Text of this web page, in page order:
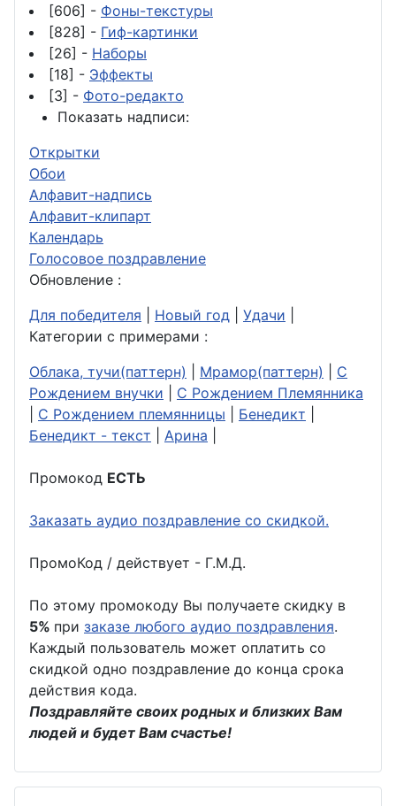
[606] - Фоны-текстуры
[828] - Гиф-картинки
[26] - Наборы
[18] - Эффекты
[3] - Фото-редакто
Показать надписи:
Открытки
Обои
Алфавит-надпись
Алфавит-клипарт
Календарь
Голосовое поздравление
Обновление :
Для победителя
Новый год Удачи
Категории с примерами :
Облака, тучи(паттерн)
Мрамор(паттерн)
С
Рождением внучки
С Рождением Племянника
С Рождением племянницы Бенедикт
Бенедикт - текст
Арина
Промокод ЕСТЬ
Заказать аудио поздравление со скидкой.
ПромоКод / действует - Г.М.Д.
По этому промокоду Вы получаете скидку в
5% при заказе любого аудио поздравления.
Каждый пользователь может оплатить со
скидкой одно поздравление до конца срока
действия кода.
Поздравляйте своих родных и близких Вам
людей и будет Вам счастье!